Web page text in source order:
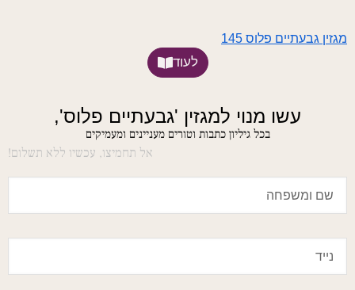
מגזין גבעתיים פלוס 145
לעוד
עשו מנוי למגזין 'גבעתיים פלוס',
בכל גיליון כתבות וטורים מעניינים ומעמיקים
אל תחמיצו, עכשיו ללא תשלום!